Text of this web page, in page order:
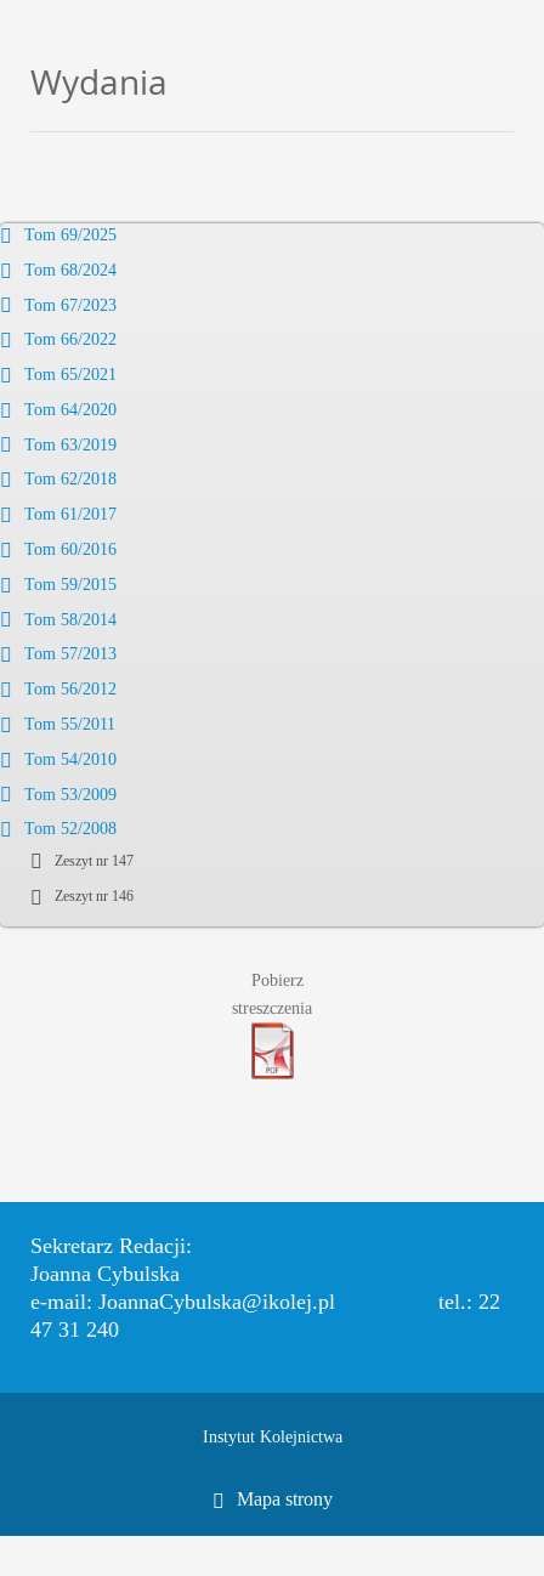
Wydania
Tom 69/2025
Tom 68/2024
Tom 67/2023
Tom 66/2022
Tom 65/2021
Tom 64/2020
Tom 63/2019
Tom 62/2018
Tom 61/2017
Tom 60/2016
Tom 59/2015
Tom 58/2014
Tom 57/2013
Tom 56/2012
Tom 55/2011
Tom 54/2010
Tom 53/2009
Tom 52/2008
Zeszyt nr 147
Zeszyt nr 146
Pobierz
streszczenia
Sekretarz Redacji:
Joanna Cybulska
e-mail: JoannaCybulska@ikolej.pl tel.: 22
47 31 240
Instytut Kolejnictwa
Mapa strony